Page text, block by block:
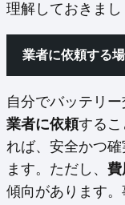
理解しておきまし
業者に依頼する
自分でバッテリ
業者に依頼する
れば、安全かつ
ます。ただし、 費
傾向があります